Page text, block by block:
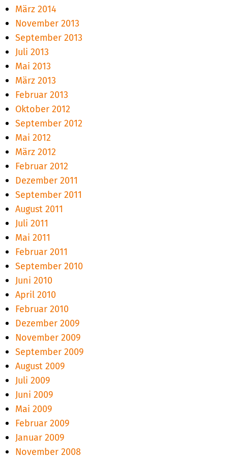
März 2014
November 2013
September 2013
Juli 2013
Mai 2013
März 2013
Februar 2013
Oktober 2012
September 2012
Mai 2012
März 2012
Februar 2012
Dezember 2011
September 2011
August 2011
Juli 2011
Mai 2011
Februar 2011
September 2010
Juni 2010
April 2010
Februar 2010
Dezember 2009
November 2009
September 2009
August 2009
Juli 2009
Juni 2009
Mai 2009
Februar 2009
Januar 2009
November 2008